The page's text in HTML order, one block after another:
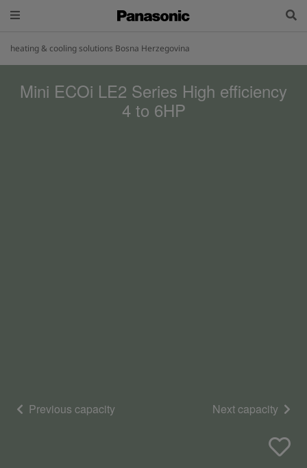
heating & cooling solutions Bosna Herzegovina
Mini ECOi LE2 Series High efficiency
4 to 6HP
Previous capacity Next capacity